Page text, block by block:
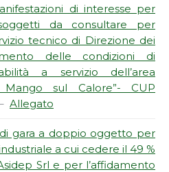
di interesse per
da consultare per
tecnico di Direzione dei
delle condizioni di
a servizio dell’area
sul Calore”- CUP
Allegato
gara a doppio oggetto per
a cui cedere il 49 %
Srl e per l’affidamento